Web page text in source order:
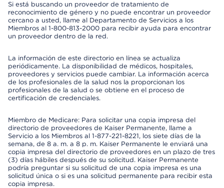
Si está buscando un proveedor de tratamiento de
reconocimiento de género y no puede encontrar un proveedor
cercano a usted, llame al Departamento de Servicios a los
Miembros al 1-800-813-2000 para recibir ayuda para encontrar
un proveedor dentro de la red.
La información de este directorio en línea se actualiza
periódicamente. La disponibilidad de médicos, hospitales,
proveedores y servicios puede cambiar. La información acerca
de los profesionales de la salud nos la proporcionan los
profesionales de la salud o se obtiene en el proceso de
certificación de credenciales.
Miembro de Medicare: Para solicitar una copia impresa del
directorio de proveedores de Kaiser Permanente, llame a
Servicio a los Miembros al 1-877-221-8221, los siete días de la
semana, de 8 a. m. a 8 p. m. Kaiser Permanente le enviará una
copia impresa del directorio de proveedores en un plazo de tres
(3) días hábiles después de su solicitud. Kaiser Permanente
podría preguntar si su solicitud de una copia impresa es una
solicitud única o si es una solicitud permanente para recibir esta
copia impresa.